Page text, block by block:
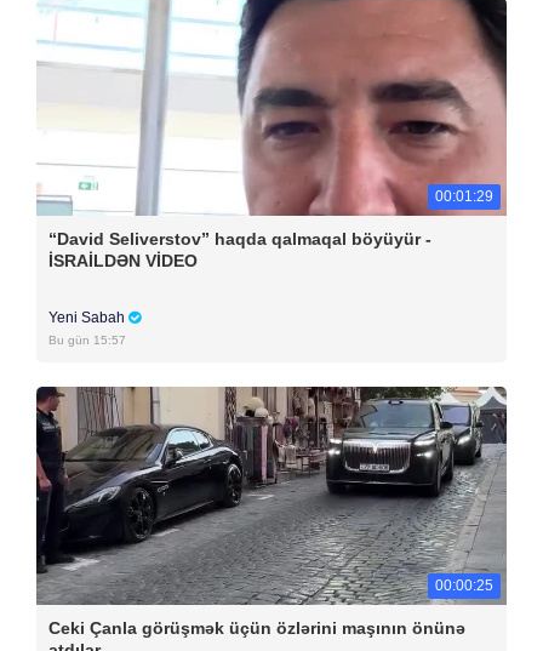
00:01:29
“David Seliverstov” haqda qalmaqal böyüyür -
İSRAİLDƏN VİDEO
Yeni Sabah
Bu gün 15:57
00:00:25
Ceki Çanla görüşmək üçün özlərini maşının önünə